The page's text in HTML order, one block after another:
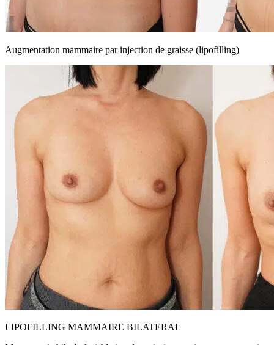
Augmentation mammaire par injection de graisse (lipofilling)
LIPOFILLING MAMMAIRE BILATERAL